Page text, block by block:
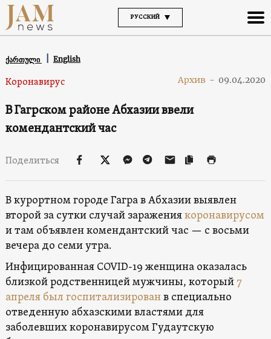
РУССКИЙ
ქართული English
Коронавирус Архив - 09.04.2020
В Гагрском районе Абхазии ввели
комендантский час
Поделиться
В курортном городе Гагра в Абхазии выявлен
второй за сутки случай заражениякоронавирусом
и там объявлен комендантский час — с восьми
вечера до семи утра.
Инфицированная COVID-19 женщина оказалась
близкой родственницей мужчины, который 7
апреля был госпитализированв специально
отведенную абхазскими властями для
заболевших коронавирусом Гудаутскую